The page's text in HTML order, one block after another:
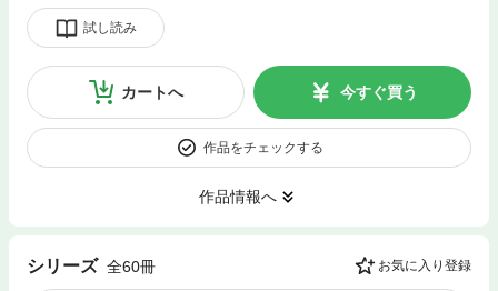
試し読み
カートへ 今すぐ買う
作品をチェックする
作品情報へ
シリーズ 全60冊 お気に入り登録